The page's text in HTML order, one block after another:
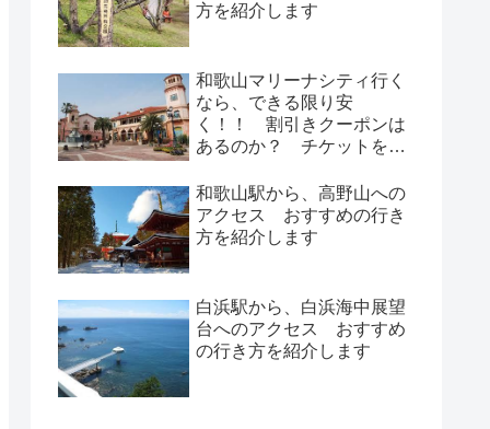
方を紹介します
和歌山マリーナシティ行く
なら、できる限り安
く！！ 割引きクーポンは
あるのか？ チケットを安
和歌山駅から、高野山への
アクセス おすすめの行き
方を紹介します
白浜駅から、白浜海中展望
台へのアクセス おすすめ
の行き方を紹介します